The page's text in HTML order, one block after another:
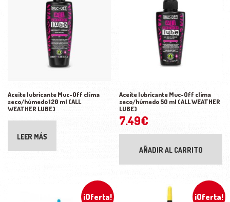
Aceite lubricante Muc-Off clima
seco/húmedo 120 ml (ALL
WEATHER LUBE)
LEER MÁS
Aceite lubricante Muc-Off clima
seco/húmedo 50 ml (ALL WEATHER
LUBE)
7.49€
AÑADIR AL CARRITO
¡Oferta! ¡Oferta!